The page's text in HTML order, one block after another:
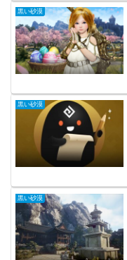
黒い砂漠
黒い砂漠
黒い砂漠